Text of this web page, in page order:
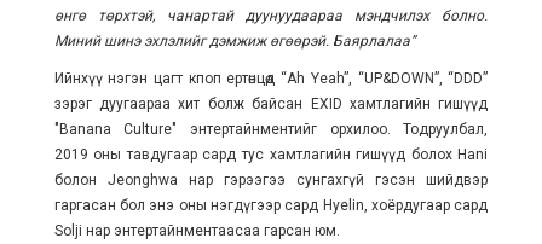
өнгө төрхтэй, чанартай дуунуудаараа мэндчилэх болно.
Миний шинэ эхлэлийг дэмжиж өгөөрэй. Баярлалаа”
Ийнхүү нэгэн цагт кпоп ертөнцөд “Ah Yeah”, “UP&DOWN”, “DDD”
зэрэг дуугаараа хит болж байсан EXID хамтлагийн гишүүд
"Banana Culture" энтертайнментийг орхилоо. Тодруулбал,
2019 оны тавдугаар сард тус хамтлагийн гишүүд болох Hani
болон Jeonghwa нар гэрээгээ сунгахгүй гэсэн шийдвэр
гаргасан бол энэ оны нэгдүгээр сард Hyelin, хоёрдугаар сард
Solji нар энтертайнментаасаа гарсан юм.